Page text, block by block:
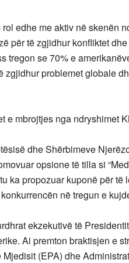
edhe me aktiv në skenën
për të zgjidhur konfliktet
tregon se 70% e
zgjidhur problemet globale
e mbrojtjes nga ndryshimet
dhe Shërbimeve
opsione të tilla si
ka propozuar kuponë për
në tregun e
ekzekutivë të
Ai premton braktisjen e
(EPA) dhe